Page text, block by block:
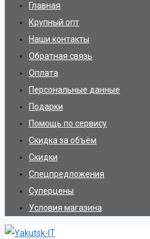
Главная
Крупный опт
Наши контакты
Обратная связь
Оплата
Персональные данные
Подарки
Помощь по сервису
Скидка за объём
Скидки
Спецпредложения
Суперцены
Условия магазина